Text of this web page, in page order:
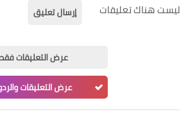
ليست هناك تعليقات إرسال تعليق
عرض التعليقات
عرض التعليقات